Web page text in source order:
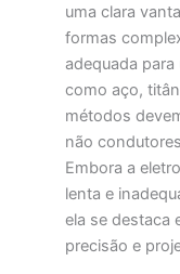
uma clara
formas
adequada
como aço,
métodos
não
Embora a
lenta e
ela se destaca
precisão e